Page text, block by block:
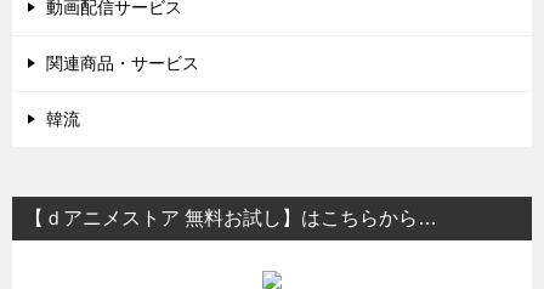
動画配信サービス
関連商品・サービス
韓流
【ｄアニメストア 無料お試し】はこちらから…